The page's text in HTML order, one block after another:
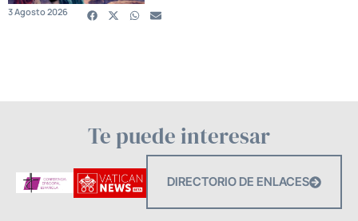
3 Agosto 2026
Te puede interesar
DIRECTORIO DE ENLACES